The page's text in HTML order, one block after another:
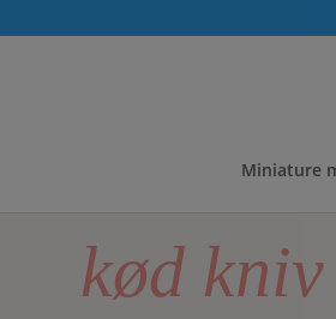
Miniature
kød kniv